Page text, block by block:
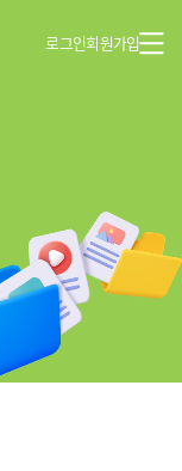
로그인회원가입